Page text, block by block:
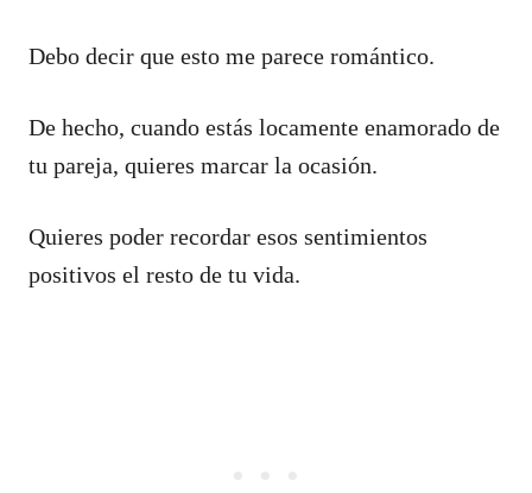
Debo decir que esto me parece romántico.
De hecho, cuando estás locamente enamorado de
tu pareja, quieres marcar la ocasión.
Quieres poder recordar esos sentimientos
positivos el resto de tu vida.